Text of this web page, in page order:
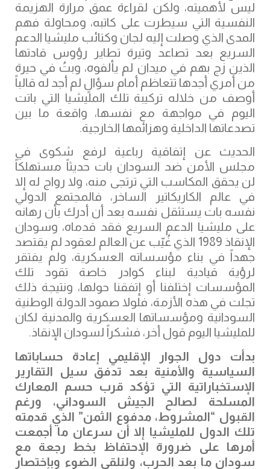
ليس لأهميته، ولكن لقراءة عمق مرارة الهزيمة
النفسية التي سيطرت على كاتبه، ومحاولة فهم
المدى الذي وصلت إليه لجان وكتائب مليشيا الدعم
السريع بعد تصاعد وتيرة تطاير رؤوس قادتها
الذين زج بهم في ميدان لم يألفوه، وبتُ في حيرة
من أمري أجدها تتعاظم أمام سؤالٍ لم أجد له قالباً
أوصف من خلاله تركيبة تلك المليشيا التي باتت
اليوم في مواجهة مع نفسها، واقعة ما بين
تصدعاتها الداخلية وهزائمها الخارجية.
الحديث عن إتفاقية رباعية لرفع شكوى في
مجلس الأمن ضد السودان بات حديثاً مستهلكاً
لن يحقق المكاسب التي ترتجى منه، ولا رواج له إلا
في عالم الكاريكاتير الساخر، فالمجتمع الدولي
نفسه بات يستثقل نفسه بعد أن أدرك بأن رهانه
على مليشيا الدعم السريع فقد قدماه، وسودان
الإنقاذ 1989 الذي غُيّب عن العالم لعقود لم يقتصد
جهداً في بناء مؤسساته العسكرية، ولم يفتقر
لرؤية قيادية لبناء كوادر خاصة تقود تلك
المؤسسات إختلفنا أو إتفقنا حولها، ونتيجة ذلك
تجلت في هذه الأزمة، فلولا صمود الدولة الوطنية
السودانية ومؤسساتها العسكرية والمدنية لكان
للمليشيا اليوم قول أخر، فشكراً لسودان الإنقاذ.
بدأت دول الجوار الإقليمي إعادة حساباتها
السياسية والأمنية بعد تدفق سيل التقارير
الإستخباراتية التي تؤكد قرب حسم المعارك
المسلحة لصالح الجيش السوداني، ورغم
القبول “المشروط، مدفوع الثمن” الذي قدمته
تلك الدول للمليشيا إلا أن سرعان ما أجمعت
أمرها على ضرورة الإحتفاظ بخط رجعة مع
سودان ما بعد الحرب، ولنلقي الضوء وبإختصار